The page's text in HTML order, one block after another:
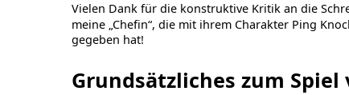
Vielen Dank für die konstruktive Kritik an die
meine „Chefin“, die mit ihrem Charakter Ping
gegeben hat!
Grundsätzliches zum Spiel